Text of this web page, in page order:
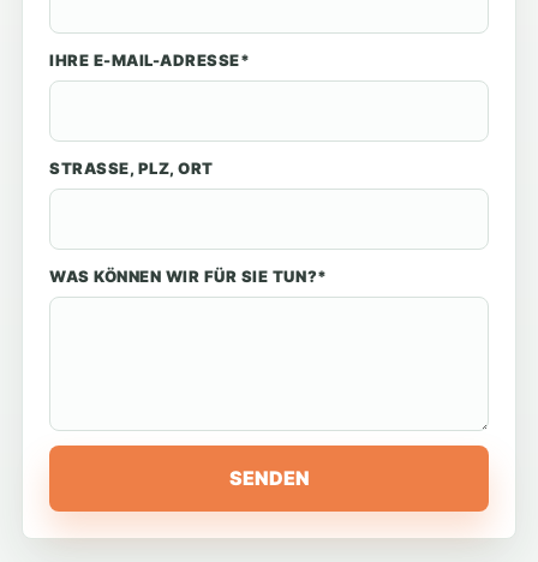
IHRE E-MAIL-ADRESSE*
STRASSE, PLZ, ORT
WAS KÖNNEN WIR FÜR SIE TUN?*
SENDEN